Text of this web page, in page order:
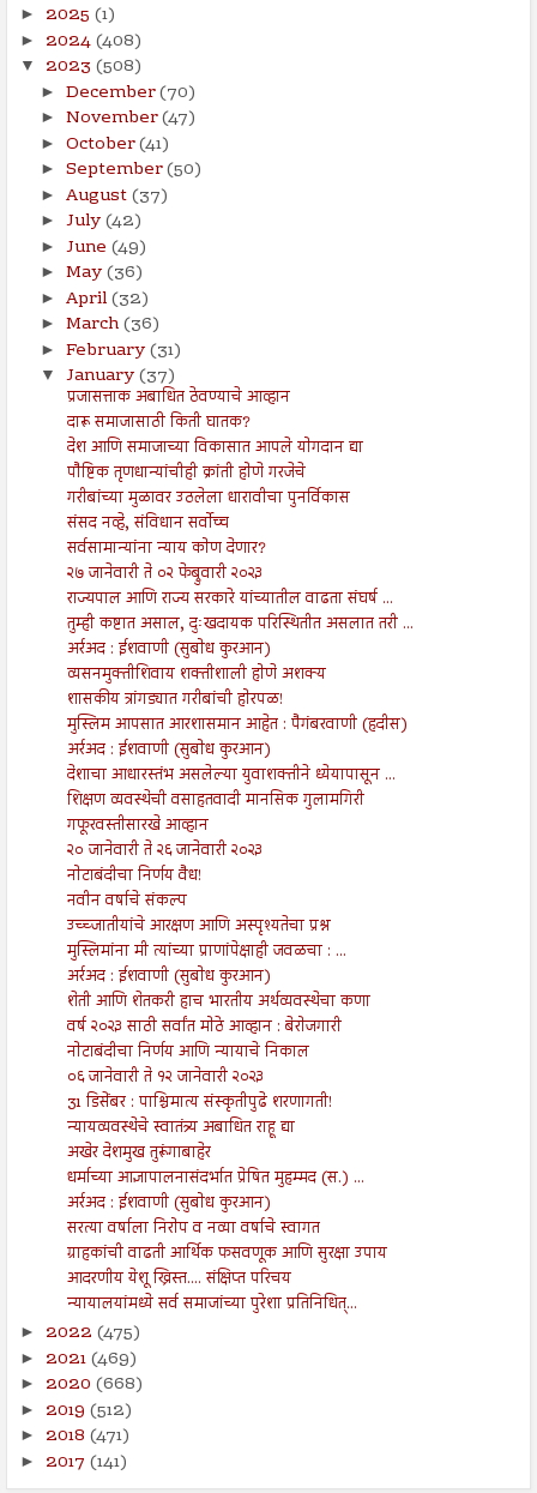
► 2025 (1)
► 2024(408)
▼ 2023 (508)
► December(70)
► November(47)
► October(41)
► September(50)
► August(37)
► July(42)
► June (49)
► May(36)
► April(32)
► March(36)
► February(31)
▼ January(37)
प्रजासत्ताक अबाधित ठेवण्याचे आव्हान
दारू समाजासाठी किती घातक?
देश आणि समाजाच्या विकासात आपले योगदान द्या
पौष्टिक तृणधान्यांचीही क्रांती होणे गरजेचे
गरीबांच्या मुळावर उठलेला धारावीचा पुनर्विकास
संसद नव्हे, संविधान सर्वोच्च
सर्वसामान्यांना न्याय कोण देणार?
२७ जानेवारी ते ०२ फेब्रुवारी २०२३
राज्यपाल आणि राज्य सरकारे यांच्यातील वाढता संघर्ष ...
तुम्ही कष्टात असाल, दुःखदायक परिस्थितीत असलात तरी ...
अर्रअद : ईशवाणी (सुबोध कुरआन)
व्यसनमुक्तीशिवाय शक्तीशाली होणे अशक्य
शासकीय त्रांगड्यात गरीबांची होरपळ!
मुस्लिम आपसात आरशासमान आहेत : पैगंबरवाणी (हदीस)
अर्रअद : ईशवाणी (सुबोध कुरआन)
देशाचा आधारस्तंभ असलेल्या युवाशक्तीने ध्येयापासून ...
शिक्षण व्यवस्थेची वसाहतवादी मानसिक गुलामगिरी
गफूरवस्तीसारखे आव्हान
२० जानेवारी ते २६ जानेवारी २०२३
नोटाबंदीचा निर्णय वैध!
नवीन वर्षाचे संकल्प
उच्च्जातीयांचे आरक्षण आणि अस्पृश्यतेचा प्रश्न
मुस्लिमांना मी त्यांच्या प्राणांपेक्षाही जवळचा : ...
अर्रअद : ईशवाणी (सुबोध कुरआन)
शेती आणि शेतकरी हाच भारतीय अर्थव्यवस्थेचा कणा
वर्ष २०२३ साठी सर्वांत मोठे आव्हान : बेरोजगारी
नोटाबंदीचा निर्णय आणि न्यायाचे निकाल
०६ जानेवारी ते १२ जानेवारी २०२३
31 डिसेंबर : पाश्चिमात्य संस्कृतीपुढे शरणागती!
न्यायव्यवस्थेचे स्वातंत्र्य अबाधित राहू द्या
अखेर देशमुख तुरूंगाबाहेर
धर्माच्या आज्ञापालनासंदर्भात प्रेषित मुहम्मद (स.) ...
अर्रअद : ईशवाणी (सुबोध कुरआन)
सरत्या वर्षाला निरोप व नव्या वर्षाचे स्वागत
ग्राहकांची वाढती आर्थिक फसवणूक आणि सुरक्षा उपाय
आदरणीय येशू ख्रिस्त.... संक्षिप्त परिचय
न्यायालयांमध्ये सर्व समाजांच्या पुरेशा प्रतिनिधित्...
► 2022 (475)
► 2021(469)
► 2020 (668)
► 2019 (512)
► 2018 (471)
► 2017 (141)